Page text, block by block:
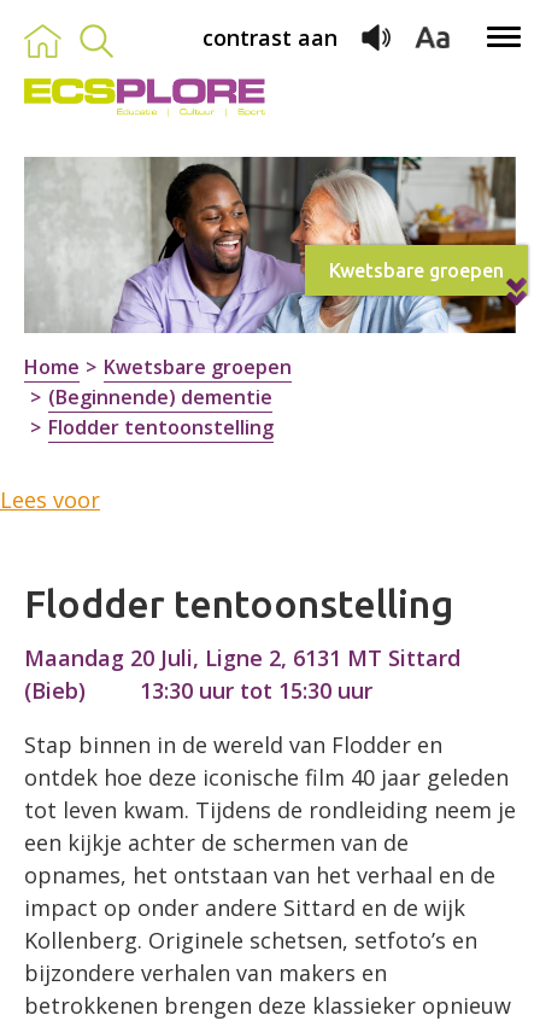
contrast aan
Kwetsbare groepen
Home
Kwetsbare groepen
(Beginnende) dementie
Flodder tentoonstelling
Lees voor
Flodder tentoonstelling
Maandag 20 Juli, Ligne 2, 6131 MT Sittard
(Bieb)
13:30 uur tot 15:30 uur
Stap binnen in de wereld van Flodder en
ontdek hoe deze iconische film 40 jaar geleden
tot leven kwam. Tijdens de rondleiding neem je
een kijkje achter de schermen van de
opnames, het ontstaan van het verhaal en de
impact op onder andere Sittard en de wijk
Kollenberg. Originele schetsen, setfoto’s en
bijzondere verhalen van makers en
betrokkenen brengen deze klassieker opnieuw